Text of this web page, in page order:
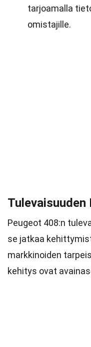
tarjoamalla
omistajille.
Tulevaisuuden
Peugeot 408:n
se jatkaa
markkinoiden
kehitys ovat